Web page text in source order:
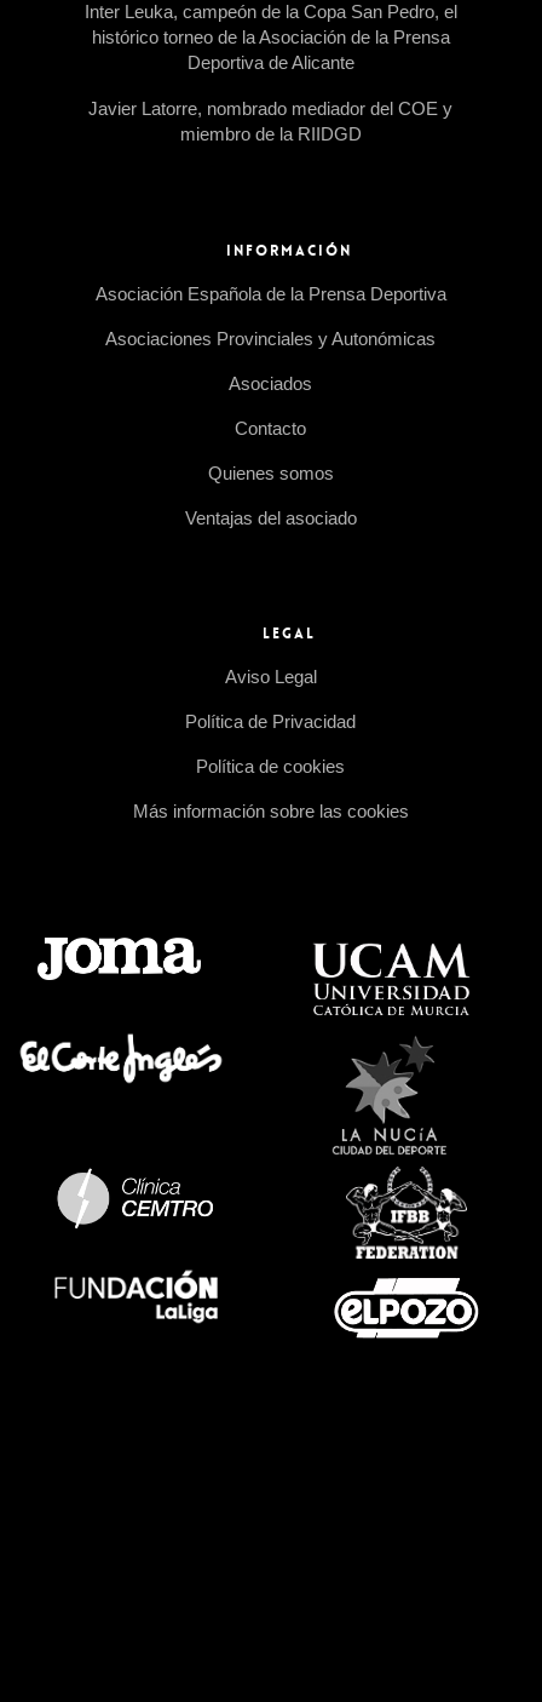
Inter Leuka, campeón de la Copa San Pedro, el
histórico torneo de la Asociación de la Prensa
Deportiva de Alicante
Javier Latorre, nombrado mediador del COE y
miembro de la RIIDGD
INFORMACIÓN
Asociación Española de la Prensa Deportiva
Asociaciones Provinciales y Autonómicas
Asociados
Contacto
Quienes somos
Ventajas del asociado
LEGAL
Aviso Legal
Política de Privacidad
Política de cookies
Más información sobre las cookies